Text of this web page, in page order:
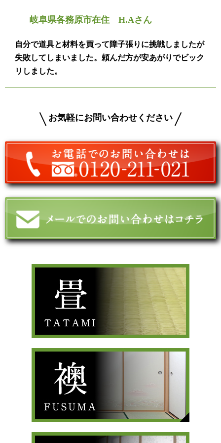
岐阜県各務原市在住 H.Aさん
自分で道具と材料を買って障子張りに挑戦しましたが
失敗してしまいました。頼んだ方が安あがりでビック
リしました。
お気軽にお問い合わせください